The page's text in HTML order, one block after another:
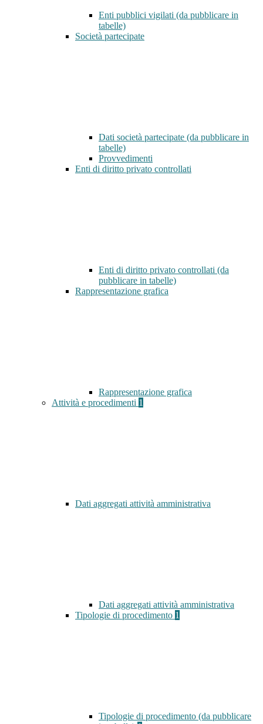
Enti pubblici vigilati (da pubblicare in
tabelle)
Società partecipate
Dati società partecipate (da pubblicare in
tabelle)
Provvedimenti
Enti di diritto privato controllati
Enti di diritto privato controllati (da
pubblicare in tabelle)
Rappresentazione grafica
Rappresentazione grafica
Attività e procedimenti 1
Dati aggregati attività amministrativa
Dati aggregati attività amministrativa
Tipologie di procedimento 1
Tipologie di procedimento (da pubblicare